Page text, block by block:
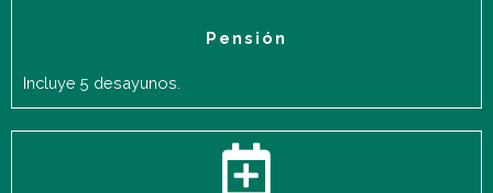
Pensión
Incluye 5 desayunos.